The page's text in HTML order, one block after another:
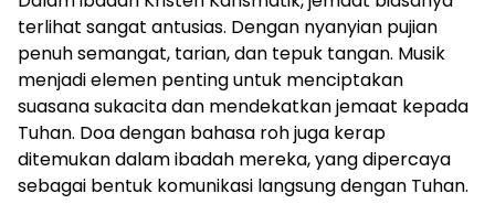
terlihat sangat antusias. Dengan nyanyian pujian
penuh semangat, tarian, dan tepuk tangan. Musik
menjadi elemen penting untuk menciptakan
suasana sukacita dan mendekatkan jemaat kepada
Tuhan. Doa dengan bahasa roh juga kerap
ditemukan dalam ibadah mereka, yang dipercaya
sebagai bentuk komunikasi langsung dengan Tuhan.